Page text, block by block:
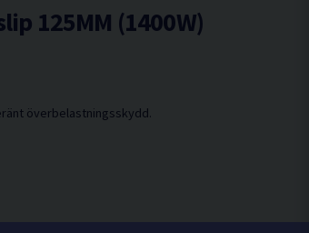
125MM (1400W)
överbelastningsskydd.